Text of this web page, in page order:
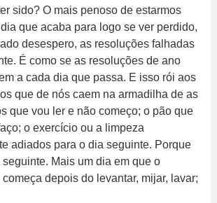
sido? O mais penoso de estarmos
que acaba para logo se ver perdido,
desespero, as resoluções falhadas
É como se as resoluções de ano
a cada dia que passa. E isso rói aos
que de nós caem na armadilha de as
que vou ler e não começo; o pão que
o exercício ou a limpeza
adiados para o dia seguinte. Porque
Mais um dia em que o
depois do levantar, mijar, lavar;